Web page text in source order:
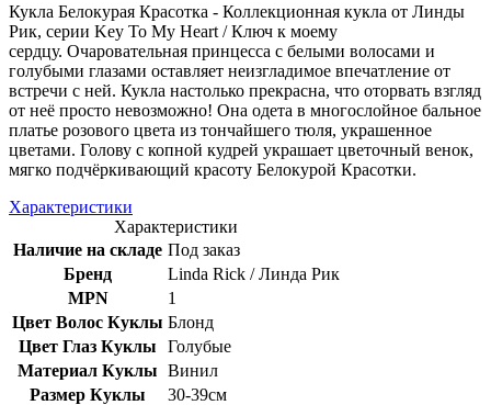
Кукла Белокурая Красотка - Коллекционная кукла от Линды
Рик, серии Key To My Heart / Ключ к моему
сердцу. Очаровательная принцесса с белыми волосами и
голубыми глазами оставляет неизгладимое впечатление от
встречи с ней. Кукла настолько прекрасна, что оторвать взгляд
от неё просто невозможно! Она одета в многослойное бальное
платье розового цвета из тончайшего тюля, украшенное
цветами. Голову с копной кудрей украшает цветочный венок,
мягко подчёркивающий красоту Белокурой Красотки.
Характеристики
Характеристики
Наличие на складе Под заказ
Бренд
Linda Rick / Линда Рик
MPN
1
Цвет Волос Куклы Блонд
Цвет Глаз Куклы
Голубые
Материал Куклы Винил
Размер Куклы
30-39см